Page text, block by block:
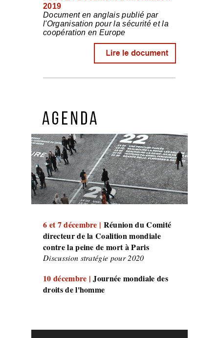
2019
Document en anglais publié par
l'Organisation pour la sécurité et la
coopération en Europe
6 et 7 décembre | Réunion du Comité
directeur de la Coalition mondiale
contre la peine de mort à Paris
Discussion stratégie pour 2020
10 décembre |Journée mondiale des
droits de l'homme